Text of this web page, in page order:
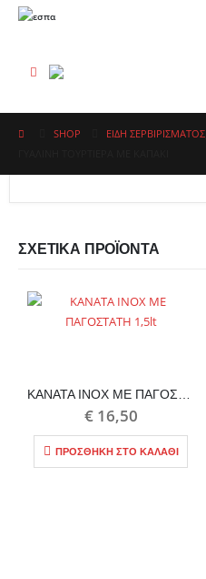
SHOP ΕΙΔΗ ΣΕΡΒΙΡΙΣΜΑΤΟΣ
ΣΧΕΤΙΚΆ ΠΡΟΪΌΝΤΑ
€16,50
ΠΡΟΣΘΉΚΗ ΣΤΟ ΚΑΛΆΘΙ